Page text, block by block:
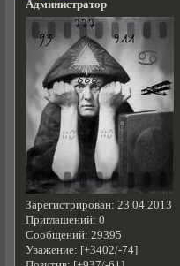
Администратор
Зарегистрирован: 23.04.2013
Приглашений: 0
Сообщений: 29395
Уважение: [+3402/-74]